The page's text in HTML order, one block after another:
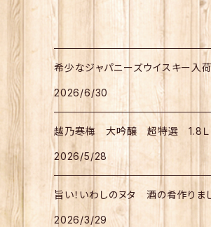
希少なジャパニーズウイスキー入荷
2026/6/30
越乃寒梅 大吟醸 超特選 1.8Ｌ 【
2026/5/28
旨い！いわしのヌタ 酒の肴作りま
2026/3/29